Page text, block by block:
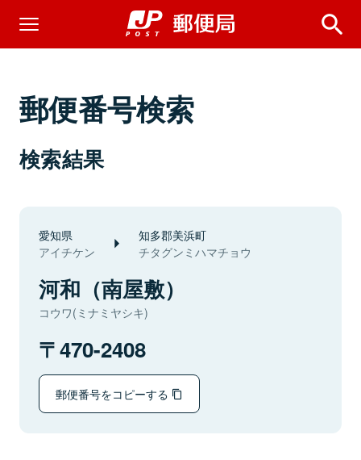
郵便番号検索
検索結果
愛知県
アイチケン
知多郡美浜町
チタグンミハマチョウ
河和（南屋敷）
コウワ(ミナミヤシキ)
470-2408
郵便番号をコピーする